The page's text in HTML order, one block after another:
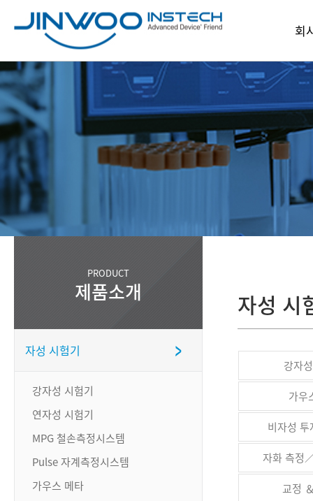
회
회
찾아
PRODUCT
제품소개
자성 시험기
강자성 시험기
연자성 시험기
MPG 철손측정시스템
Pulse 자계측정시스템
가우스 메타
자성 시
강자
가우
비자성
자화 측정
교정